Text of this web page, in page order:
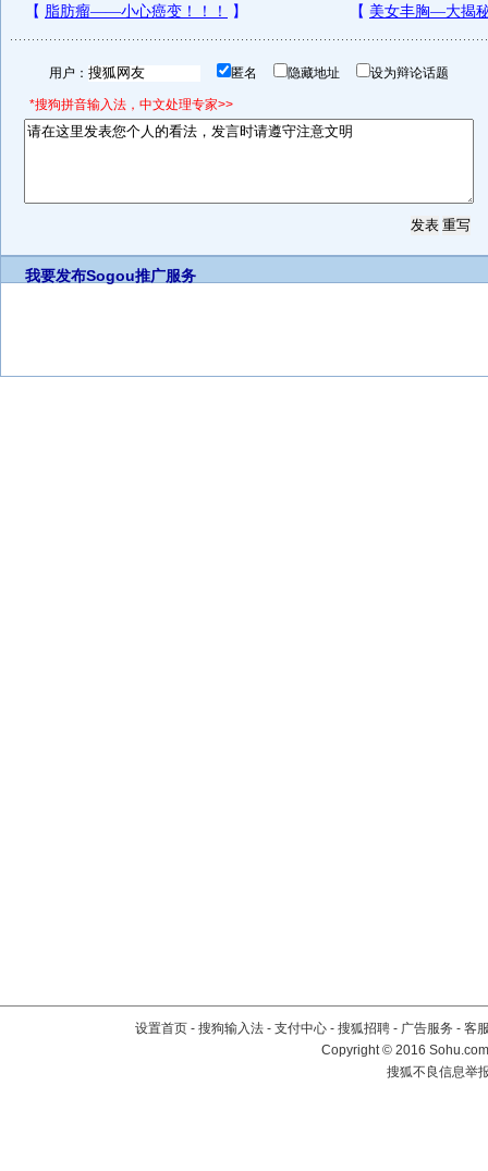
用户： 匿名 隐藏地址 设为辩论话题
*搜狗拼音输入法，中文处理专家>>
我要发布Sogou推广服务
设置首页 - 搜狗输入法 - 支付中心 - 搜狐招聘 - 广告服务 - 客
Copyright©2016
搜狐不良信息举